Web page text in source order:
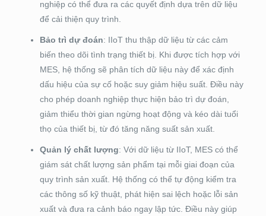
nghiệp có thể đưa ra các quyết định dựa trên dữ liệu
để cải thiện quy trình.
Bảo trì dự đoán: IIoT thu thập dữ liệu từ các cảm
biến theo dõi tình trạng thiết bị. Khi được tích hợp với
MES, hệ thống sẽ phân tích dữ liệu này để xác định
dấu hiệu của sự cố hoặc suy giảm hiệu suất. Điều này
cho phép doanh nghiệp thực hiện bảo trì dự đoán,
giảm thiểu thời gian ngừng hoạt động và kéo dài tuổi
thọ của thiết bị, từ đó tăng năng suất sản xuất.
Quản lý chất lượng: Với dữ liệu từ IIoT, MES có thể
giám sát chất lượng sản phẩm tại mỗi giai đoạn của
quy trình sản xuất. Hệ thống có thể tự động kiểm tra
các thông số kỹ thuật, phát hiện sai lệch hoặc lỗi sản
xuất và đưa ra cảnh báo ngay lập tức. Điều này giúp